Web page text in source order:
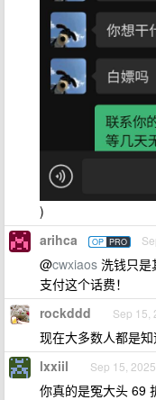
)
arihca OP PRO
@cwxiaos 洗钱只
支付这个话费！
rockddd Sep 15,
现在大多数人都是
lxxiil Sep 15,
你真的是冤大头 69